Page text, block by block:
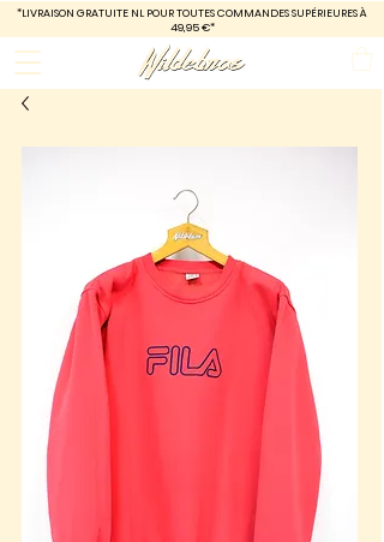
*LIVRAISON GRATUITE NL POUR TOUTES COMMANDES SUPÉRIEURES À
49,95 €*